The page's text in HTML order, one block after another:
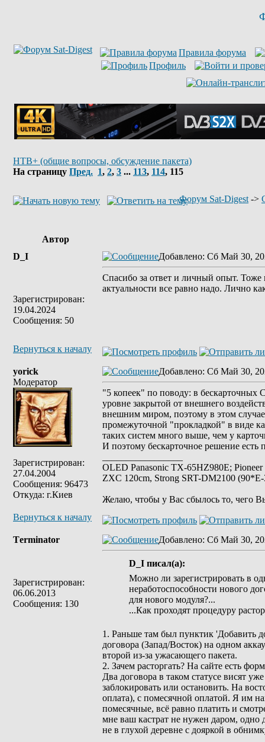
Правила форума
Профиль
НТВ+ (общие вопросы, обсуждение пакета)
На страницу Пред. 1, 2, 3 ... 113, 114, 115
Форум Sat-Digest ->
Автор
D_I
Зарегистрирован:
19.04.2024
Сообщения: 50
Добавлено: Сб Май 30,
Спасибо за ответ и личный опыт. Тоже
актуальности все равно надо. Лично
Вернуться к началу
yorick
Модератор
Зарегистрирован:
27.04.2004
Сообщения: 96473
Откуда: г.Киев
Добавлено: Сб Май 30,
"5 копеек" по поводу: в бескарточных
уровне закрытой от внешнего
внешним миром, поэтому в этом
промежуточной "прокладкой" в виде
таких систем много выше, чем у
И поэтому бескарточное решение
OLED Panasonic TX-65HZ980E;
ZXC 120cm, Strong SRT-DM2100
Желаю, чтобы у Вас сбылось то, чего
Вернуться к началу
Tеrminatоr
Зарегистрирован:
06.06.2013
Сообщения: 130
Добавлено: Сб Май 30,
D_I писал(а):
Можно ли зарегистрировать в
неработоспособности нового
для нового модуля?...
...Как проходят процедуру
1. Раньше там был пунктик 'Добавить
договора (Запад/Восток) на одном
второй из-за ужасающего пакета.
2. Зачем расторгать? На сайте
Два договора в таком статусе висят
заблокировать или остановить. На
оплата), с помесячной оплатой. Я им
помесячные, всё равно платить и
мне ваш кастрат не нужен даром, одно
не в глухой деревне с дояркой в